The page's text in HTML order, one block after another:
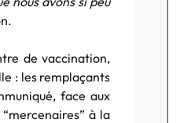
de vaccination,
: les remplaçants
face aux
à la